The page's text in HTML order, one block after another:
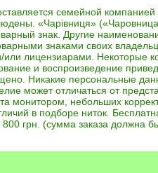
семейной компанией
«Чарівниця»
знак. Другие
знаками своих
или лицензиарами. Некоторые
и воспроизведение
Никакие персональные
может отличаться от
монитором, небольших
в подборе ниток.
800 грн. (сумма заказа должна